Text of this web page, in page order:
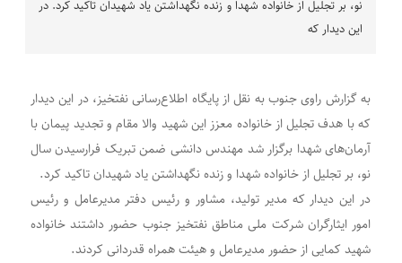
نو، بر تجلیل از خانواده شهدا و زنده نگهداشتن یاد شهیدان تاکید کرد. در
این دیدار که
به گزارش راوی جنوب به نقل از پایگاه اطلاع‌رسانی نفتخیز، در این دیدار
که با هدف تجلیل از خانواده معزز این شهید والا مقام و تجدید پیمان با
آرمان‌های شهدا برگزار شد مهندس دانشی ضمن تبریک فرارسیدن سال
نو، بر تجلیل از خانواده شهدا و زنده نگهداشتن یاد شهیدان تاکید کرد.
در این دیدار که مدیر تولید، مشاور و رئیس دفتر مدیرعامل و رئیس
امور ایثارگران شرکت ملی مناطق نفتخیز جنوب حضور داشتند خانواده
شهید کمایی از حضور مدیرعامل و هیئت همراه قدردانی کردند.